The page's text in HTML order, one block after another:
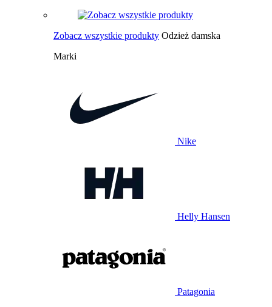
Zobacz wszystkie produkty Odzież damska
Marki
Nike
Helly Hansen
Patagonia